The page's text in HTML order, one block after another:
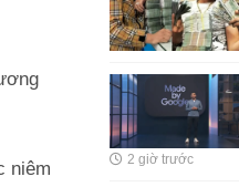
niêm
2 giờ trước